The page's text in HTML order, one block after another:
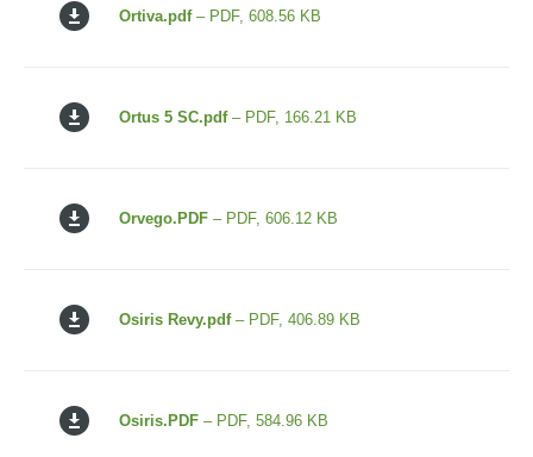
Ortiva.pdf– PDF, 608.56 KB
Ortus 5 SC.pdf– PDF, 166.21 KB
Orvego.PDF – PDF, 606.12 KB
Osiris Revy.pdf– PDF, 406.89 KB
Osiris.PDF – PDF, 584.96 KB